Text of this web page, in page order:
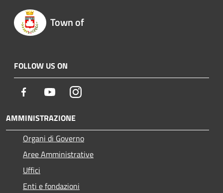
Town of
FOLLOW US ON
Facebook YoutubeInstagram
AMMINISTRAZIONE
Organi di Governo
Aree Amministrative
Uffici
Enti e fondazioni